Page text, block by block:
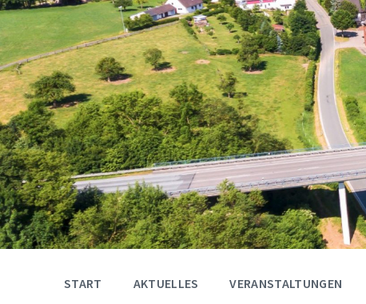
START AKTUELLES VERANSTALTUNGEN